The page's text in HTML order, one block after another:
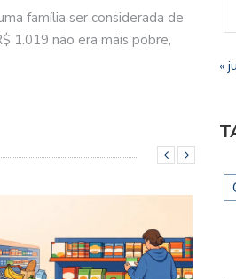
família ser considerada de
1.019 não era mais pobre,
«